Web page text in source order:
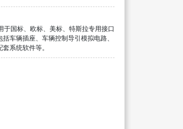
国标、欧标、美标、特斯拉专用接口
车辆插座、车辆控制导引模拟电路、
系统软件等。